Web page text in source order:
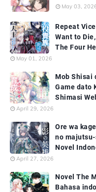
May 03,
Repeat
Want to
The Four
May 01, 2026
Mob Shisai
Game dato
Shimasi
April 29, 2026
Ore wa
no
Novel
April 27, 2026
Novel The
Bahasa